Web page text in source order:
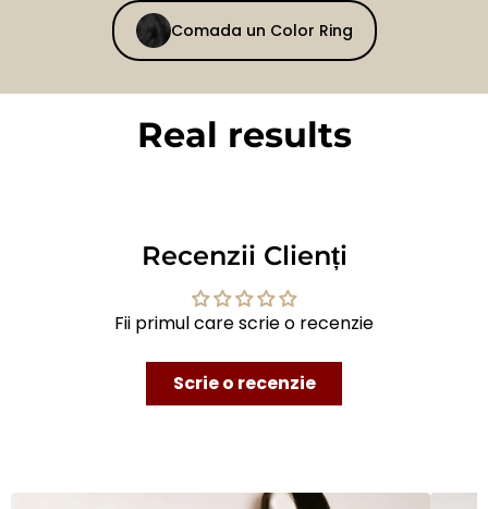
Comada un Color Ring
Real results
Recenzii Clienți
Fii primul care scrie o recenzie
Scrie o recenzie